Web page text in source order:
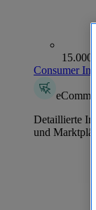
Consumer
Detaillierte
und